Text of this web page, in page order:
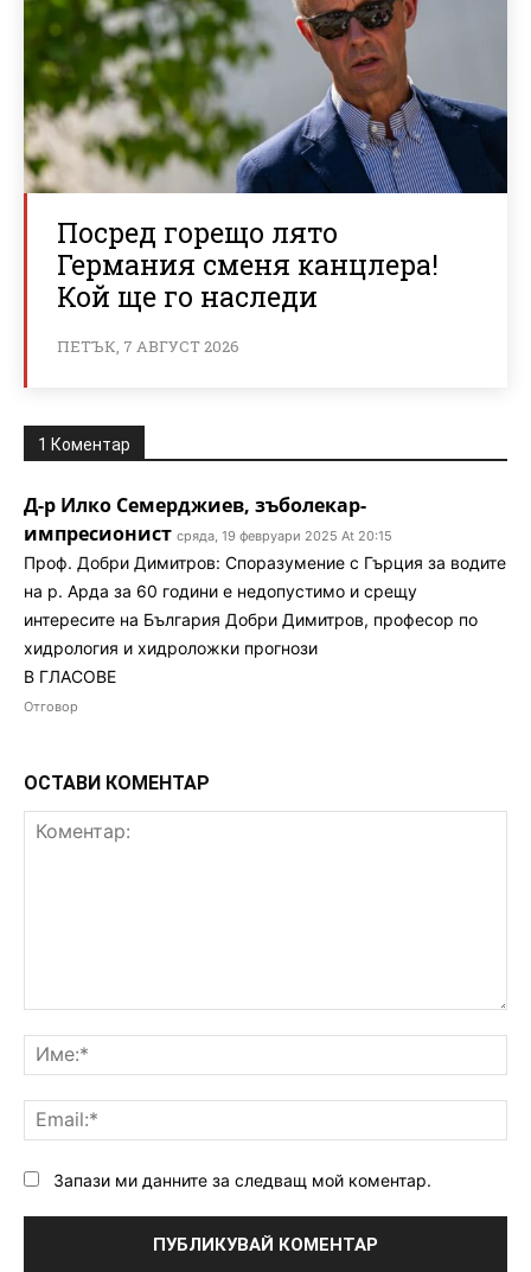
Посред горещо лято
Германия сменя канцлера!
Кой ще го наследи
ПЕТЪК, 7 АВГУСТ 2026
1 Коментар
Д-р Илко Семерджиев, зъболекар-
импресионист сряда, 19 февруари 2025 At 20:15
Проф. Добри Димитров: Споразумение с Гърция за водите
на р. Арда за 60 години е недопустимо и срещу
интересите на България Добри Димитров, професор по
хидрология и хидроложки прогнози
В ГЛАСОВЕ
Отговор
ОСТАВИ КОМЕНТАР
Запази ми данните за следващ мой коментар.